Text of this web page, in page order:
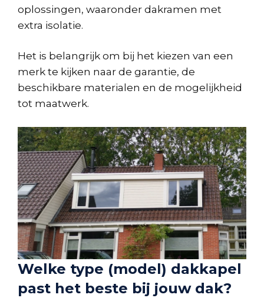
oplossingen, waaronder dakramen met
extra isolatie.
Het is belangrijk om bij het kiezen van een
merk te kijken naar de garantie, de
beschikbare materialen en de mogelijkheid
tot maatwerk.
Welke type (model) dakkapel
past het beste bij jouw dak?